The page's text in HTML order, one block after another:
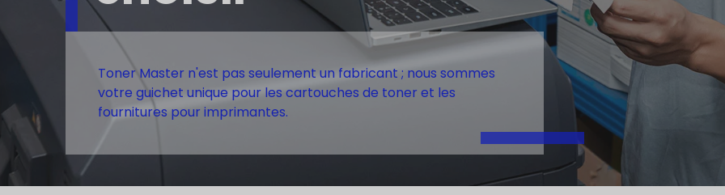
Toner Master n'est pas seulement un fabricant ; nous sommes
votre guichet unique pour les cartouches de toner et les
fournitures pour imprimantes.